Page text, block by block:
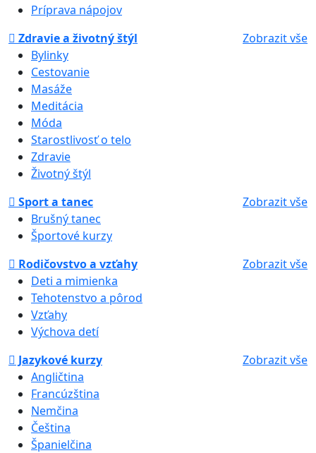
Príprava nápojov
Zdravie a životný štýl
Zobrazit vše
Bylinky
Cestovanie
Masáže
Meditácia
Móda
Starostlivosť o telo
Zdravie
Životný štýl
Sport a tanec
Zobrazit vše
Brušný tanec
Športové kurzy
Rodičovstvo a vzťahy
Zobrazit vše
Deti a mimienka
Tehotenstvo a pôrod
Vzťahy
Výchova detí
Jazykové kurzy
Zobrazit vše
Angličtina
Francúzština
Nemčina
Čeština
Španielčina